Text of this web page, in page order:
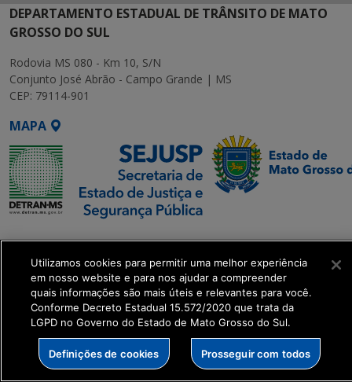
DEPARTAMENTO ESTADUAL DE TRÂNSITO DE MATO
GROSSO DO SUL
Rodovia MS 080 - Km 10, S/N
Conjunto José Abrão - Campo Grande | MS
CEP: 79114-901
MAPA
SETDIG | Secretaria-
Executiva de
Transformação Digital
get_footer();
Utilizamos cookies para permitir uma melhor experiência
em nosso website e para nos ajudar a compreender
quais informações são mais úteis e relevantes para você.
Conforme Decreto Estadual 15.572/2020 que trata da
LGPD no Governo do Estado de Mato Grosso do Sul.
Definições de cookies Prosseguir com todos